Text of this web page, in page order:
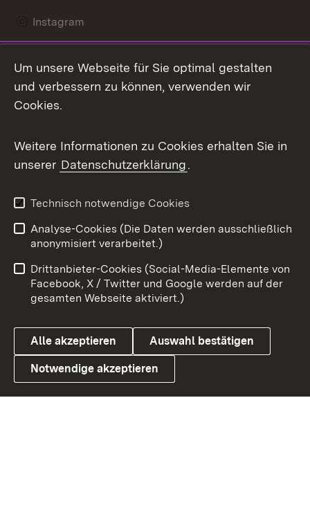
Instagram
Mastodon
Messenger
Social Wall
X / Twitter
Youtube
Link zum Landesportal
Benutzungshinweise
Barrierefreiheit
Datenschutz
Cookies
Um unsere Webseite für Sie optimal gestalten
und verbessern zu können, verwenden wir
Cookies.
Weitere Informationen zu Cookies erhalten Sie in
unserer Datenschutzerklärung.
Technisch notwendige Cookies
Analyse-Cookies (Die Daten werden ausschließlich
anonymisiert verarbeitet.)
Drittanbieter-Cookies (Social-Media-Elemente von
Facebook, X / Twitter und Google werden auf der
gesamten Webseite aktiviert.)
Alle akzeptieren Auswahl bestätigen
Notwendige akzeptieren